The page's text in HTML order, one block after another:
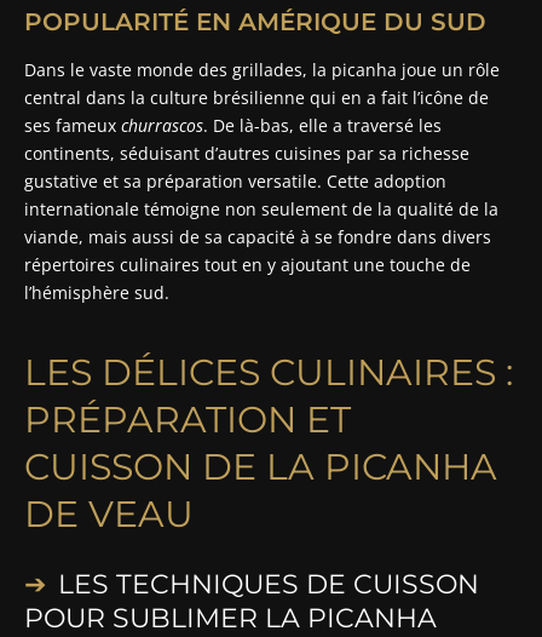
POPULARITÉ EN AMÉRIQUE DU SUD
Dans le vaste monde des grillades, la picanha joue un rôle
central dans la culture brésilienne qui en a fait l’icône de
ses fameux churrascos. De là-bas, elle a traversé les
continents, séduisant d’autres cuisines par sa richesse
gustative et sa préparation versatile. Cette adoption
internationale témoigne non seulement de la qualité de la
viande, mais aussi de sa capacité à se fondre dans divers
répertoires culinaires tout en y ajoutant une touche de
l’hémisphère sud.
LES DÉLICES CULINAIRES :
PRÉPARATION ET
CUISSON DE LA PICANHA
DE VEAU
LES TECHNIQUES DE CUISSON
POUR SUBLIMER LA PICANHA